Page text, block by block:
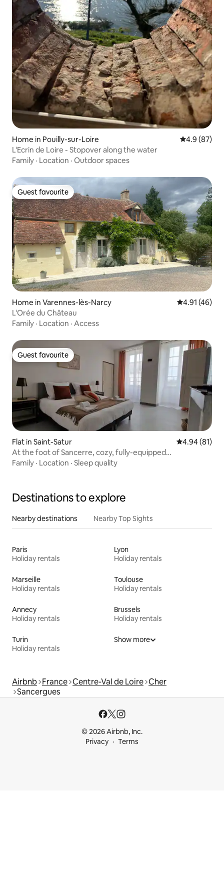
Home in Pouilly-sur-Loire 4.9 out of 5
4.9 (87)
L'Ecrin de Loire - Stopover along the water
Family · Location · Outdoor spaces
Guest favourite
Guest favourite
Home in Varennes-lès-Narcy 4.91 out of 5
4.91 (46)
L'Orée du Château
Family · Location · Access
Guest favourite
Guest favourite
Flat in Saint-Satur 4.94 out of 5
4.94 (81)
At the foot of Sancerre, cozy, fully-equipped
accommodation
Family · Location · Sleep quality
Destinations to explore
Nearby destinations Nearby Top Sights
Paris
Holiday rentals
Lyon
Holiday rentals
Marseille
Holiday rentals
Toulouse
Holiday rentals
Annecy
Holiday rentals
Brussels
Holiday rentals
Turin
Holiday rentals
Show more
Airbnb France Centre-Val de Loire Cher
Sancergues
© 2026 Airbnb, Inc.
Privacy
Terms